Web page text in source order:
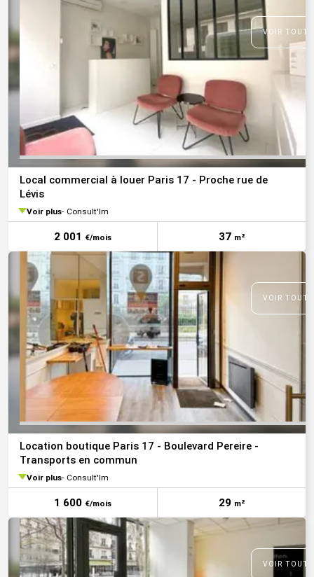
VOIR
Local commercial à louer Paris 17 - Proche rue de
Lévis
Voir plus Consult'Im
2 001 €/mois 37 m²
VOIR
Location boutique Paris 17 - Boulevard Pereire -
Transports en commun
Voir plus Consult'Im
1 600 €/mois 29 m²
VOIR